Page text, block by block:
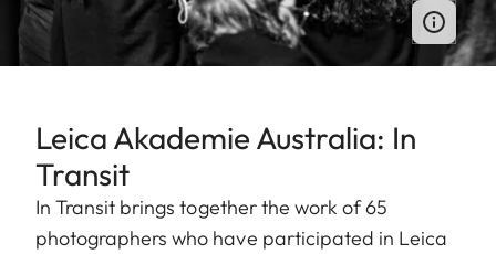
Leica Akademie Australia: In
Transit
In Transit brings together the work of 65
photographers who have participated in Leica